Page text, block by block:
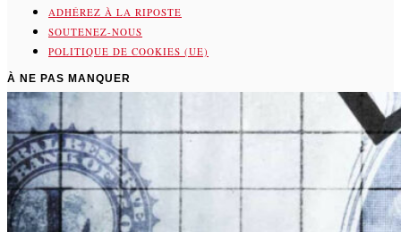
ADHÉREZ À LA RIPOSTE
SOUTENEZ-NOUS
POLITIQUE DE COOKIES (UE)
À NE PAS MANQUER